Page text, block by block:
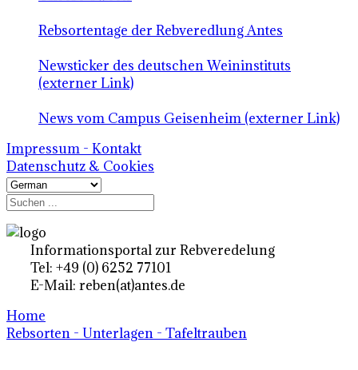
Rebsortentage der Rebveredlung Antes
Newsticker des deutschen Weininstituts
(externer Link)
News vom Campus Geisenheim (externer Link)
Impressum - Kontakt
Datenschutz & Cookies
Informationsportal zur Rebveredelung
Tel: +49 (0) 6252 77101
E-Mail: reben(at)antes.de
Home
Rebsorten - Unterlagen - Tafeltrauben